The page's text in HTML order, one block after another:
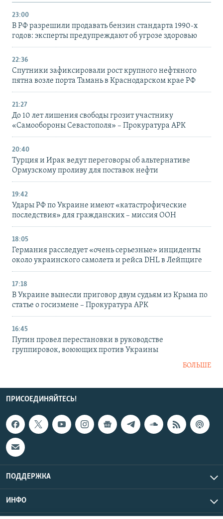
23:00
В РФ разрешили продавать бензин стандарта 1990-х
годов: эксперты предупреждают об угрозе здоровью
22:36
Спутники зафиксировали рост крупного нефтяного
пятна возле порта Тамань в Краснодарском крае РФ
21:27
До 10 лет лишения свободы грозит участнику
«Самообороны Севастополя» – Прокуратура АРК
20:40
Турция и Ирак ведут переговоры об альтернативе
Ормузскому проливу для поставок нефти
19:42
Удары РФ по Украине имеют «катастрофические
последствия» для гражданских – миссия ООН
18:05
Германия расследует «очень серьезные» инциденты
около украинского самолета и рейса DHL в Лейпциге
17:18
В Украине вынесли приговор двум судьям из Крыма по
статье о госизмене – Прокуратура АРК
16:45
Путин провел перестановки в руководстве
группировок, воюющих против Украины
БОЛЬШЕ
ПРИСОЕДИНЯЙТЕСЬ!
ПОДДЕРЖКА
ИНФО